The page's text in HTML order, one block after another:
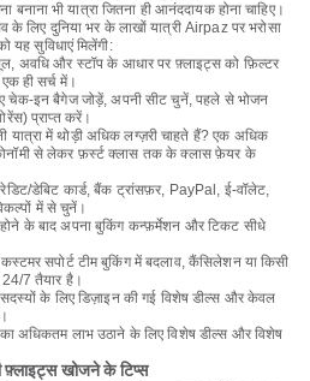
बनाना भी यात्रा जितना ही आनंददायक होना चाहिए।
दुनिया भर के लाखों यात्री Airpaz पर भरोसा
यह सुविधाएं मिलेंगी:
अवधि और स्टॉप के आधार पर फ़्लाइट्स को फ़िल्टर
ही सर्च में।
चेक-इन बैगेज जोड़ें, अपनी सीट चुनें, पहले से भोजन
प्राप्त करें।
में थोड़ी अधिक लग्ज़री चाहते हैं? एक अधिक
से लेकर फ़र्स्ट क्लास तक के क्लास फ़ेयर के
डेबिट कार्ड, बैंक ट्रांसफ़र, PayPal, ई-वॉलेट,
में से चुनें।
होने के बाद अपना बुकिंग कन्फ़र्मेशन और टिकट सीधे
कस्टमर सपोर्ट टीम बुकिंग में बदलाव, कैंसिलेशन या किसी
7 तैयार है।
के लिए डिज़ाइन की गई विशेष डील्स और केवल
अधिकतम लाभ उठाने के लिए विशेष डील्स और विशेष
खोजने के टिप्स